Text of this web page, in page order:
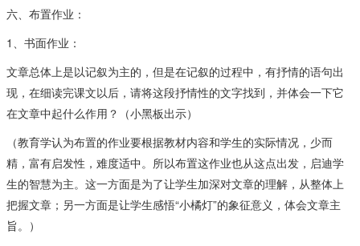
六、布置作业：
1、书面作业：
文章总体上是以记叙为主的，但是在记叙的过程中，有抒情的语句出
现，在细读完课文以后，请将这段抒情性的文字找到，并体会一下它
在文章中起什么作用？（小黑板出示）
（教育学认为布置的作业要根据教材内容和学生的实际情况，少而
精，富有启发性，难度适中。所以布置这作业也从这点出发，启迪学
生的智慧为主。这一方面是为了让学生加深对文章的理解，从整体上
把握文章；另一方面是让学生感悟“小橘灯”的象征意义，体会文章主
旨。）